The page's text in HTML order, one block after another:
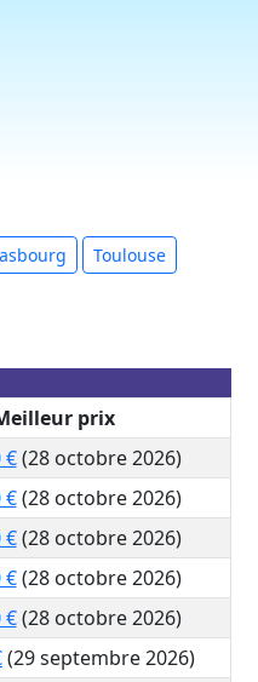
Toulouse
prix
€(28 octobre 2026)
€(28 octobre 2026)
€(28 octobre 2026)
€(28 octobre 2026)
€(28 octobre 2026)
(29 septembre 2026)